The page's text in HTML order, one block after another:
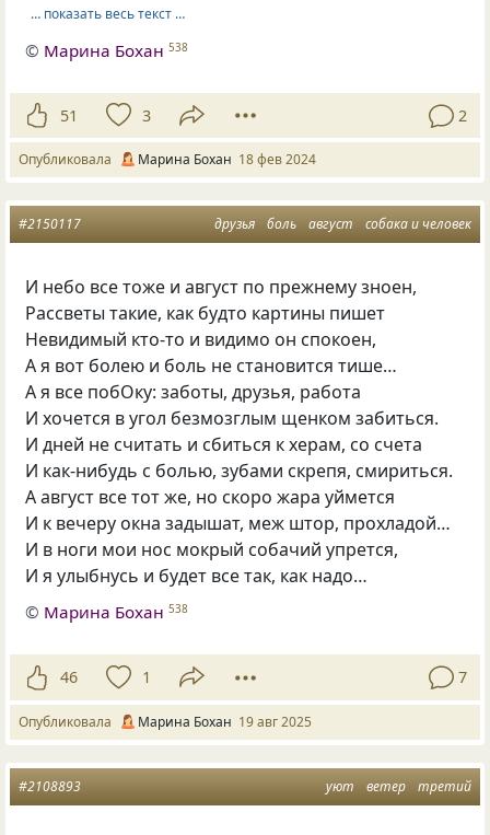
… показать весь текст …
© Марина Бохан 538
51 3 2
Опубликовала Марина Бохан 18 фев 2024
друзья боль август собака и человек
#2150117
И небо все тоже и август по прежнему зноен,
Рассветы такие, как будто картины пишет
Невидимый кто-то и видимо он спокоен,
А я вот болею и боль не становится тише…
А я все побОку: заботы, друзья, работа
И хочется в угол безмозглым щенком забиться.
И дней не считать и сбиться к херам, со счета
И как-нибудь с болью, зубами скрепя, смириться.
А август все тот же, но скоро жара уймется
И к вечеру окна задышат, меж штор, прохладой…
И в ноги мои нос мокрый собачий упрется,
И я улыбнусь и будет все так, как надо…
© Марина Бохан 538
46 1 7
Опубликовала Марина Бохан 19 авг 2025
уют ветер третий
#2108893